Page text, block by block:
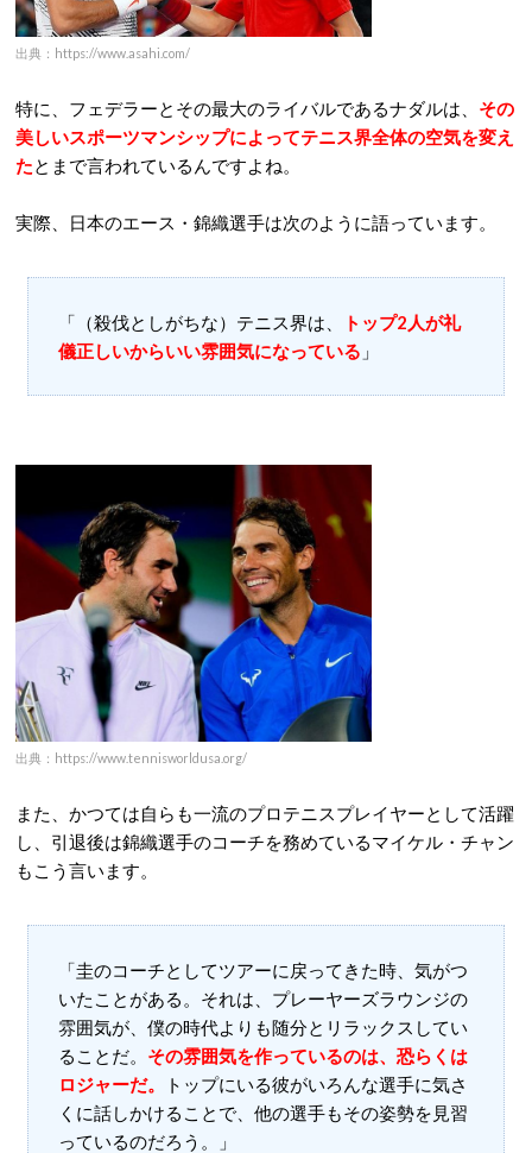
出典：https://www.asahi.com/
特に、フェデラーとその最大のライバルであるナダルは、 その
美しいスポーツマンシップによってテニス界全体の空気を変え
たとまで言われているんですよね。
実際、日本のエース・錦織選手は次のように語っています。
「（殺伐としがちな）テニス界は、
トップ2人が礼
儀正しいからいい雰囲気になっている 」
出典：https://www.tennisworldusa.org/
また、かつては自らも一流のプロテニスプレイヤーとして活躍
し、引退後は錦織選手のコーチを務めているマイケル・チャン
もこう言います。
「圭のコーチとしてツアーに戻ってきた時、気がつ
いたことがある。それは、プレーヤーズラウンジの
雰囲気が、僕の時代よりも随分とリラックスしてい
ることだ。 その雰囲気を作っているのは、恐らくは
ロジャーだ。
トップにいる彼がいろんな選手に気さ
くに話しかけることで、他の選手もその姿勢を見習
っているのだろう。」